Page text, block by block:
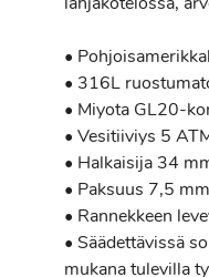
•
• 316L
• Miyota GL20-
• Vesitiiviys 5
• Halkaisija 34
• Paksuus 7,5 mm
• Rannekkeen
• Säädettävissä
mukana tulevilla